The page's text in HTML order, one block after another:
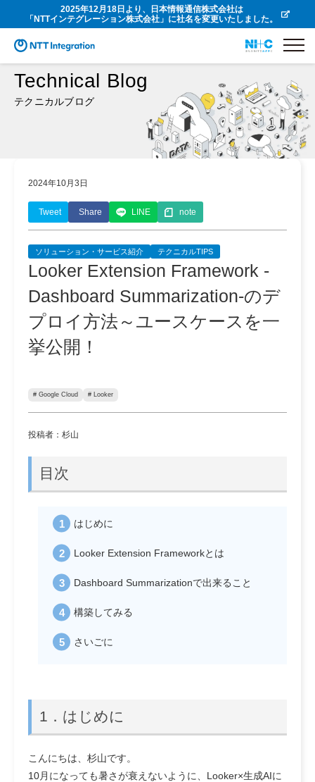
2025年12月18日より、日本情報通信株式会社は
「NTTインテグレーション株式会社」に社名を変更いたしました。
Technical Blog
テクニカルブログ
2024年10月3日
Tweet Share LINE note
ソリューション・サービス紹介 テクニカルTIPS
Looker Extension Framework -
Dashboard Summarization-のデ
プロイ方法～ユースケースを一
挙公開！
# Google Cloud # Looker
投稿者：杉山
目次
はじめに
Looker Extension Frameworkとは
Dashboard Summarizationで出来ること
構築してみる
さいごに
1．はじめに
こんにちは、杉山です。
10月になっても暑さが衰えないように、Looker×生成AIに